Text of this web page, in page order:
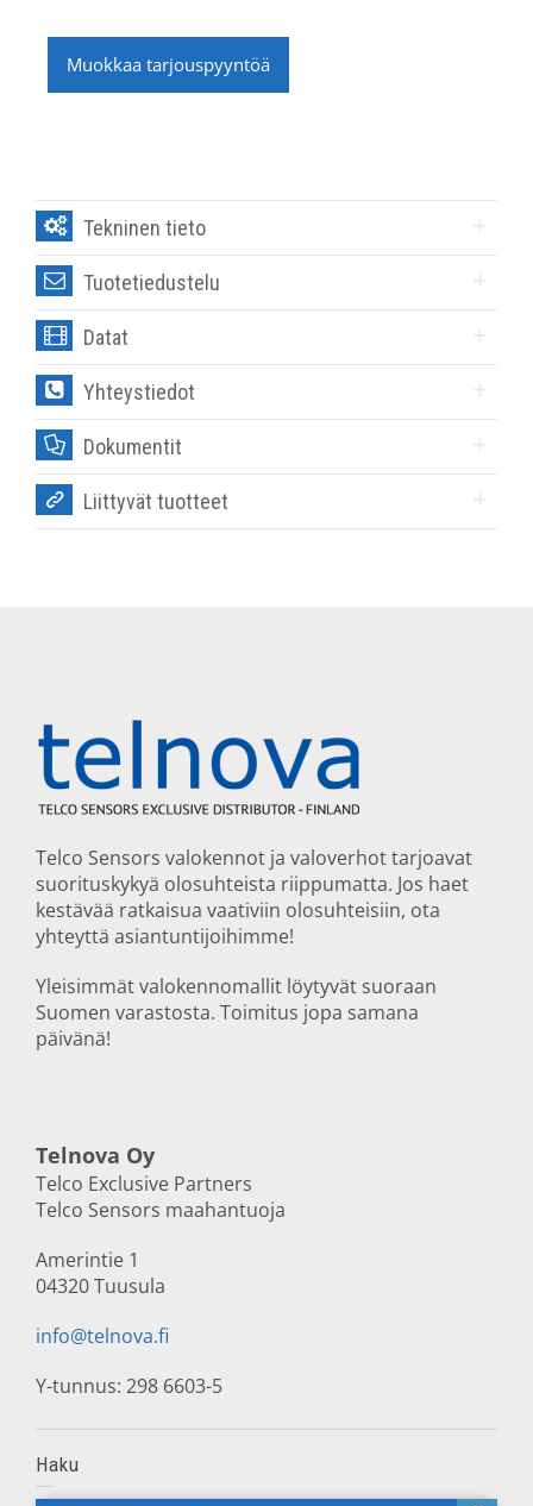
Muokkaa tarjouspyyntöä
Tekninen tieto
Tuotetiedustelu
Datat
Yhteystiedot
Dokumentit
Liittyvät tuotteet
Telco Sensors valokennot ja valoverhot tarjoavat
suorituskykyä olosuhteista riippumatta. Jos haet
kestävää ratkaisua vaativiin olosuhteisiin, ota
yhteyttä asiantuntijoihimme!
Yleisimmät valokennomallit löytyvät suoraan
Suomen varastosta. Toimitus jopa samana
päivänä!
Telnova Oy
Telco Exclusive Partners
Telco Sensors maahantuoja
Amerintie 1
04320 Tuusula
info@telnova.fi
Y-tunnus: 298 6603-5
Haku